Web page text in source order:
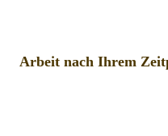
Arbeit nach Ihrem